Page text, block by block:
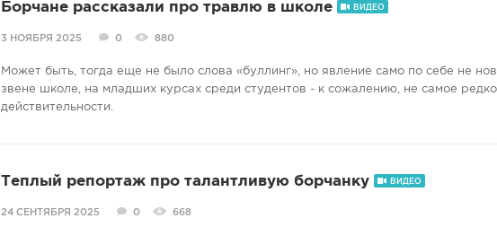
Борчане рассказали про травлю в школе ВИДЕО
3 НОЯБРЯ 2025 0 880
Может быть, тогда еще не было слова «буллинг», но явление само по себе не
звене школе, на младших курсах среди студентов - к сожалению, не самое
действительности.
Теплый репортаж про талантливую борчанку ВИДЕО
24 СЕНТЯБРЯ 2025 0 668